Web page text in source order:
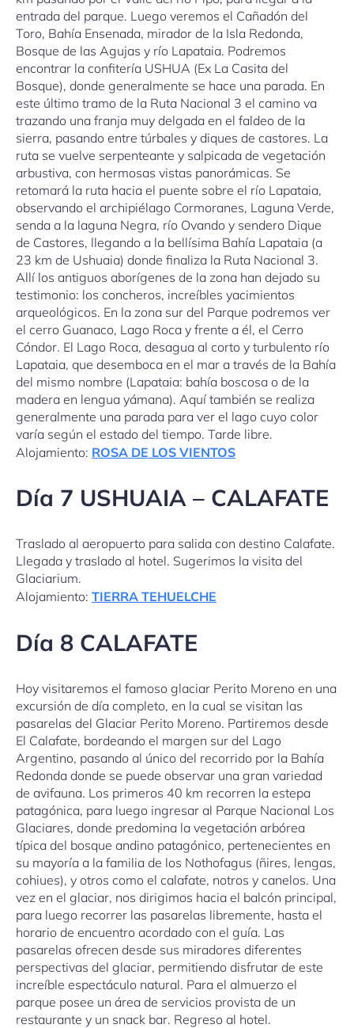
entrada del parque. Luego veremos el Cañadón del
Toro, Bahía Ensenada, mirador de la Isla Redonda,
Bosque de las Agujas y río Lapataia. Podremos
encontrar la confitería USHUA (Ex La Casita del
Bosque), donde generalmente se hace una parada. En
este último tramo de la Ruta Nacional 3 el camino va
trazando una franja muy delgada en el faldeo de la
sierra, pasando entre túrbales y diques de castores. La
ruta se vuelve serpenteante y salpicada de vegetación
arbustiva, con hermosas vistas panorámicas. Se
retomará la ruta hacia el puente sobre el río Lapataia,
observando el archipiélago Cormoranes, Laguna Verde,
senda a la laguna Negra, río Ovando y sendero Dique
de Castores, llegando a la bellísima Bahía Lapataia (a
23 km de Ushuaia) donde finaliza la Ruta Nacional 3.
Allí los antiguos aborígenes de la zona han dejado su
testimonio: los concheros, increíbles yacimientos
arqueológicos. En la zona sur del Parque podremos ver
el cerro Guanaco, Lago Roca y frente a él, el Cerro
Cóndor. El Lago Roca, desagua al corto y turbulento río
Lapataia, que desemboca en el mar a través de la Bahía
del mismo nombre (Lapataia: bahía boscosa o de la
madera en lengua yámana). Aquí también se realiza
generalmente una parada para ver el lago cuyo color
varía según el estado del tiempo. Tarde libre.
Alojamiento: ROSA DE LOS VIENTOS
Día 7 USHUAIA – CALAFATE
Traslado al aeropuerto para salida con destino Calafate.
Llegada y traslado al hotel. Sugerimos la visita del
Glaciarium.
Alojamiento: TIERRA TEHUELCHE
Día 8 CALAFATE
Hoy visitaremos el famoso glaciar Perito Moreno en una
excursión de día completo, en la cual se visitan las
pasarelas del Glaciar Perito Moreno. Partiremos desde
El Calafate, bordeando el margen sur del Lago
Argentino, pasando al único del recorrido por la Bahía
Redonda donde se puede observar una gran variedad
de avifauna. Los primeros 40 km recorren la estepa
patagónica, para luego ingresar al Parque Nacional Los
Glaciares, donde predomina la vegetación arbórea
típica del bosque andino patagónico, pertenecientes en
su mayoría a la familia de los Nothofagus (ñires, lengas,
cohiues), y otros como el calafate, notros y canelos. Una
vez en el glaciar, nos dirigimos hacia el balcón principal,
para luego recorrer las pasarelas libremente, hasta el
horario de encuentro acordado con el guía. Las
pasarelas ofrecen desde sus miradores diferentes
perspectivas del glaciar, permitiendo disfrutar de este
increíble espectáculo natural. Para el almuerzo el
parque posee un área de servicios provista de un
restaurante y un snack bar. Regreso al hotel.